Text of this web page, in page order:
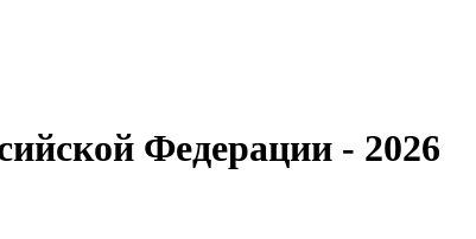
Федерации - 2026